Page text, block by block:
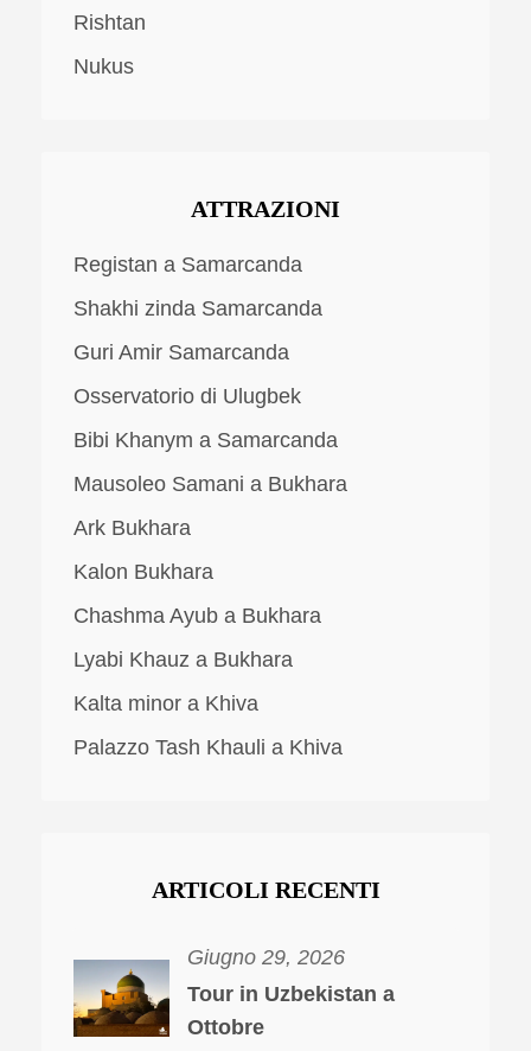
Rishtan
Nukus
ATTRAZIONI
Registan a Samarcanda
Shakhi zinda Samarcanda
Guri Amir Samarcanda
Osservatorio di Ulugbek
Bibi Khanym a Samarcanda
Mausoleo Samani a Bukhara
Ark Bukhara
Kalon Bukhara
Chashma Ayub a Bukhara
Lyabi Khauz a Bukhara
Kalta minor a Khiva
Palazzo Tash Khauli a Khiva
ARTICOLI RECENTI
Giugno 29, 2026
Tour in Uzbekistan a
Ottobre